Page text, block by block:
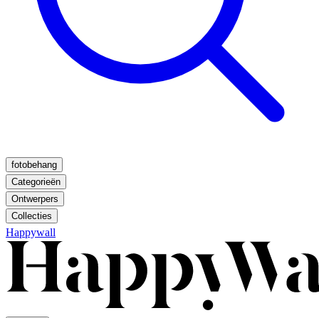
fotobehang
Categorieën
Ontwerpers
Collecties
Happywall